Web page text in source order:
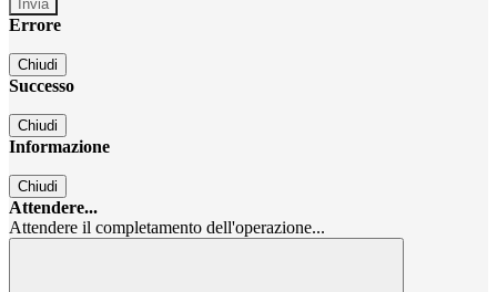
Errore
Chiudi
Successo
Chiudi
Informazione
Chiudi
Attendere...
Attendere il completamento dell'operazione...